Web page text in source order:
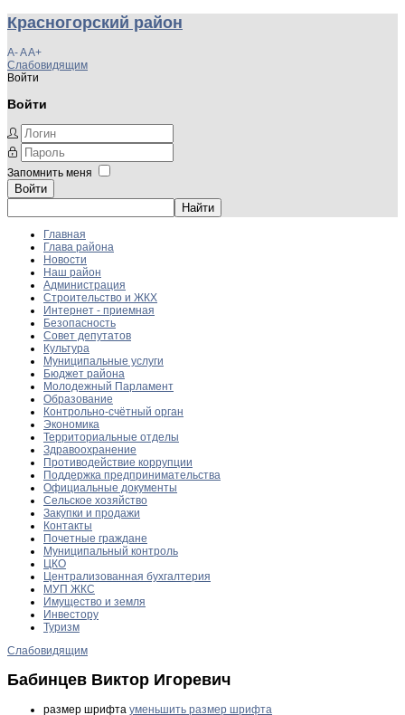
Красногорский район
A-AA+
Слабовидящим
Войти
Войти
Запомнить меня
Войти
Главная
Глава района
Новости
Наш район
Администрация
Строительство и ЖКХ
Интернет - приемная
Безопасность
Совет депутатов
Культура
Муниципальные услуги
Бюджет района
Молодежный Парламент
Образование
Контрольно-счётный орган
Экономика
Территориальные отделы
Здравоохранение
Противодействие коррупции
Поддержка предпринимательства
Официальные документы
Сельское хозяйство
Закупки и продажи
Контакты
Почетные граждане
Муниципальный контроль
ЦКО
Централизованная бухгалтерия
МУП ЖКС
Имущество и земля
Инвестору
Туризм
Слабовидящим
Бабинцев Виктор Игоревич
размер шрифта уменьшить размер шрифта